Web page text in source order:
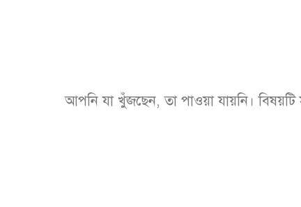
আপনি যা খুঁজছেন, তা পাওয়া যায়নি।